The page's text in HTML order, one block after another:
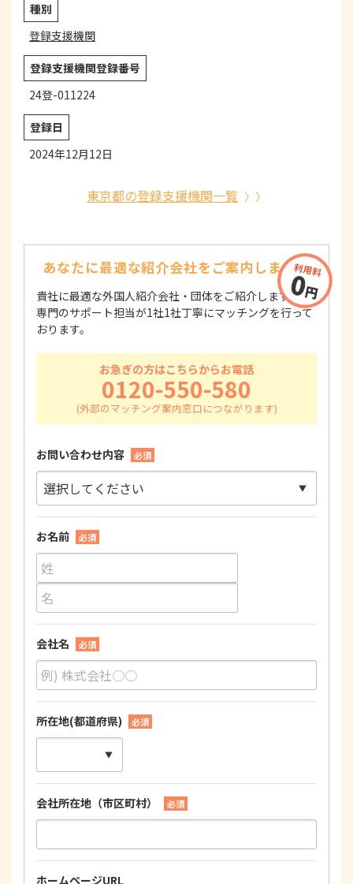
種別
登録支援機関
登録支援機関登録番号
24登-011224
登録日
2024年12月12日
東京都の登録支援機関一覧
あなたに最適な紹介会社をご案内します！
貴社に最適な外国人紹介会社・団体をご紹介します！
専門のサポート担当が1社1社丁寧にマッチングを行って
おります。
お急ぎの方はこちらからお電話
0120-550-580
お問い合わせ内容 必須
お名前 必須
会社名 必須
所在地(都道府県) 必須
会社所在地（市区町村） 必須
ホームページURL